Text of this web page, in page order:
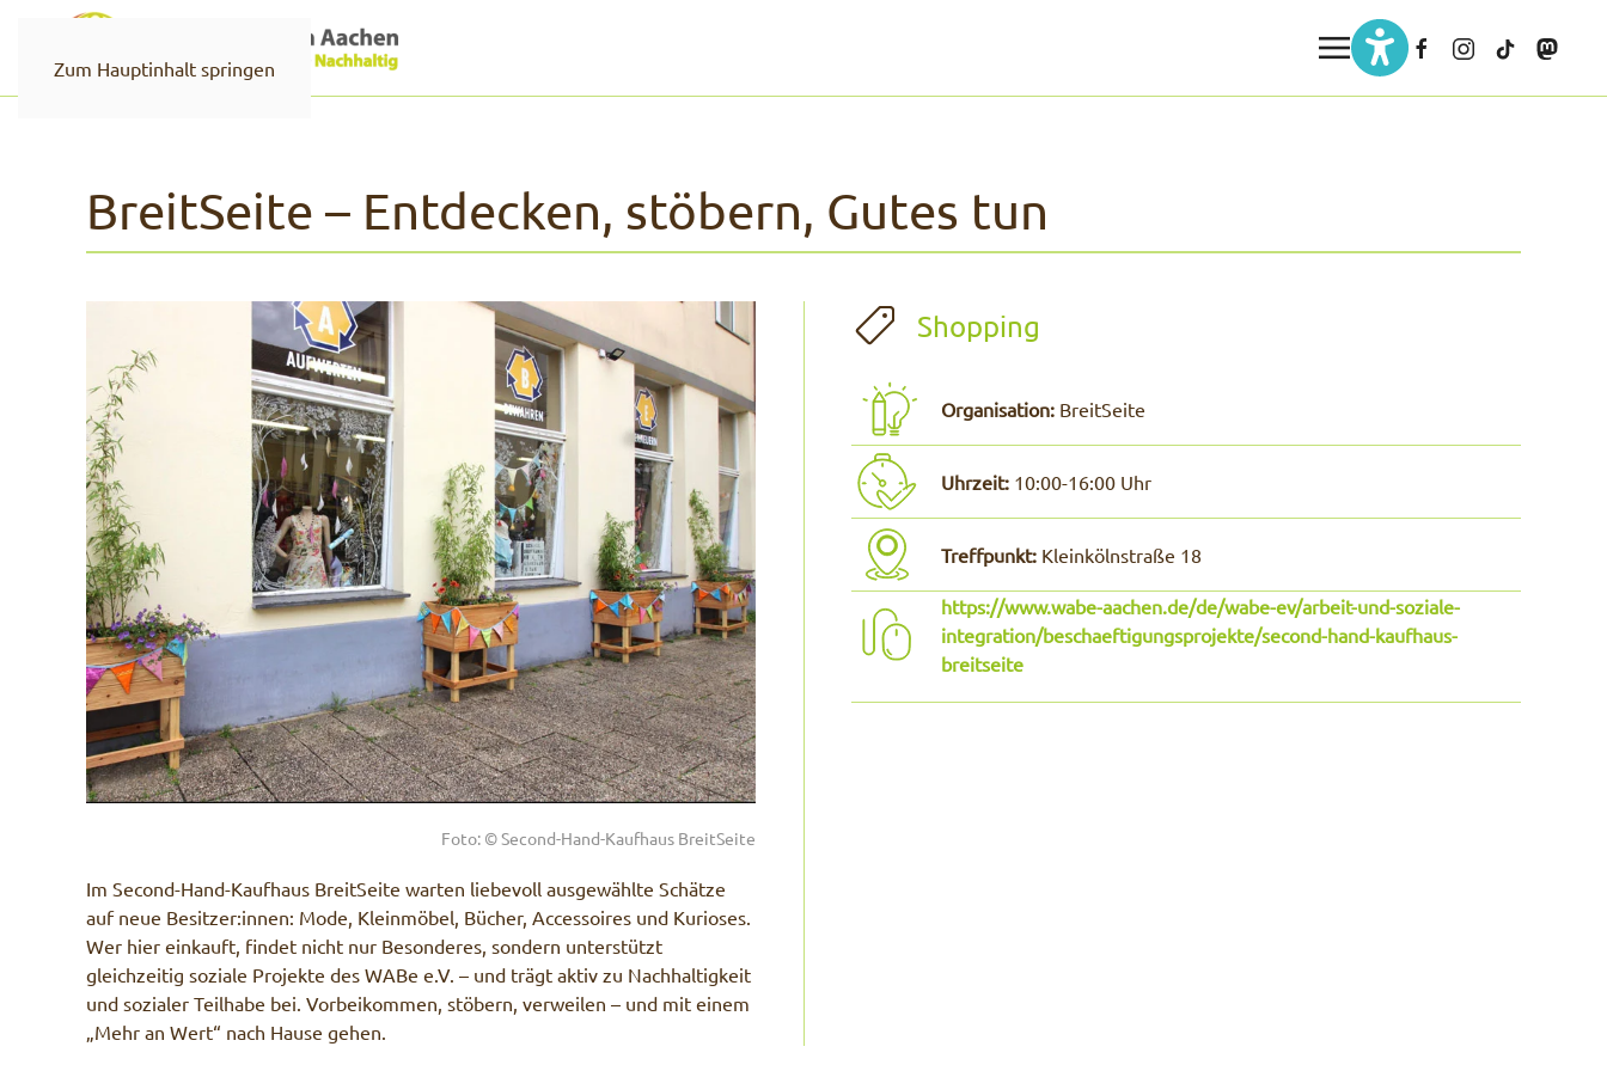
Zum Hauptinhalt springen
BreitSeite – Entdecken, stöbern, Gutes tun
Foto: © Second-Hand-Kaufhaus BreitSeite
Im Second-Hand-Kaufhaus BreitSeite warten liebevoll ausgewählte Schätze
auf neue Besitzer:innen: Mode, Kleinmöbel, Bücher, Accessoires und Kurioses.
Wer hier einkauft, findet nicht nur Besonderes, sondern unterstützt
gleichzeitig soziale Projekte des WABe e.V. – und trägt aktiv zu Nachhaltigkeit
und sozialer Teilhabe bei. Vorbeikommen, stöbern, verweilen – und mit einem
„Mehr an Wert“ nach Hause gehen.
Shopping
Organisation: BreitSeite
Uhrzeit: 10:00-16:00 Uhr
Treffpunkt: Kleinkölnstraße 18
https://www.wabe-aachen.de/de/wabe-ev/arbeit-und-soziale-
integration/beschaeftigungsprojekte/second-hand-kaufhaus-
breitseite